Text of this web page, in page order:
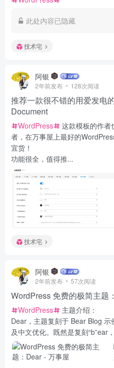
此处内容已隐藏
技术宅
阿银
2年前发布 128次阅读
推荐一款很不错的用爱发电
Document
WordPress
这款模板的作者
者，在万事屋上最好的
宜货！
功能很全，值得推...
技术宅
阿银
2年前发布 57次阅读
WordPress 免费的极简主题
WordPress
主题介绍：
Dear，主题复刻于 Bear Blog
及中文优化。既然是复刻“b”ear